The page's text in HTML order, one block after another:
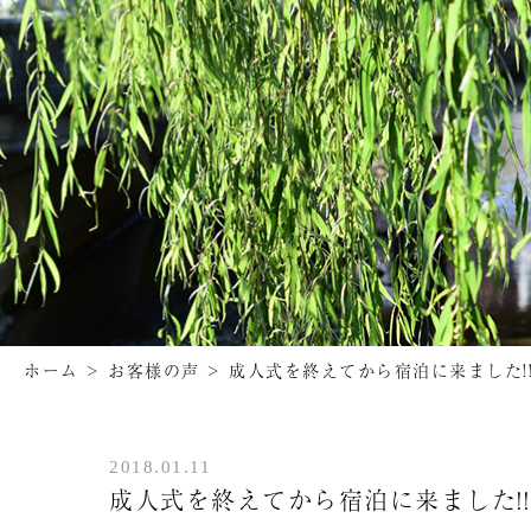
ホーム > お客様の声 > 成人式を終えてから宿泊に来ました
2018.01.11
成人式を終えてから宿泊に来ました!!